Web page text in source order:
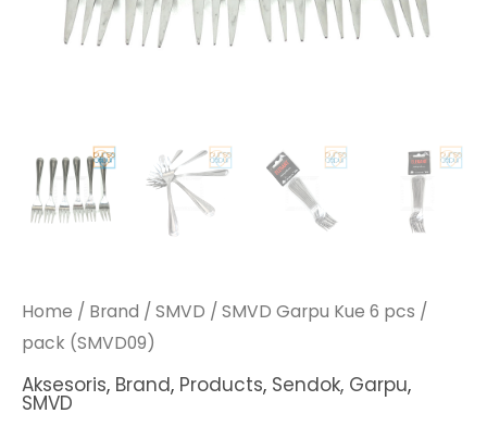
Home / Brand / SMVD / SMVD Garpu Kue 6 pcs /
pack (SMVD09)
Aksesoris, Brand, Products, Sendok, Garpu,
SMVD